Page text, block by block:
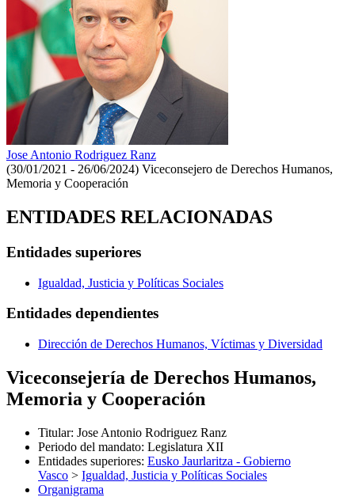
Jose Antonio Rodriguez Ranz
(30/01/2021 - 26/06/2024) Viceconsejero de Derechos Humanos,
Memoria y Cooperación
ENTIDADES RELACIONADAS
Entidades superiores
Igualdad, Justicia y Políticas Sociales
Entidades dependientes
Dirección de Derechos Humanos, Víctimas y Diversidad
Viceconsejería de Derechos Humanos,
Memoria y Cooperación
Titular: Jose Antonio Rodriguez Ranz
Periodo del mandato: Legislatura XII
Entidades superiores: Eusko Jaurlaritza - Gobierno
Vasco > Igualdad, Justicia y Políticas Sociales
Organigrama